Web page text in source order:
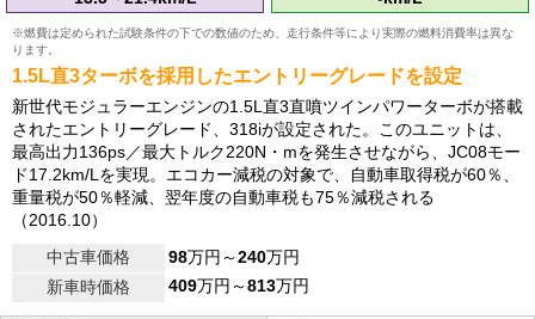
※燃費は定められた試験条件の下での数値のため、走行条件等により実際の燃料消費率は異な
ります。
1.5L直3ターボを採用したエントリーグレードを設定
新世代モジュラーエンジンの1.5L直3直噴ツインパワーターボが搭載
されたエントリーグレード、318iが設定された。このユニットは、
最高出力136ps／最大トルク220N・mを発生させながら、JC08モー
ド17.2km/Lを実現。エコカー減税の対象で、自動車取得税が60％、
重量税が50％軽減、翌年度の自動車税も75％減税される
（2016.10）
中古車価格
98万円～240万円
新車時価格
409万円～813万円